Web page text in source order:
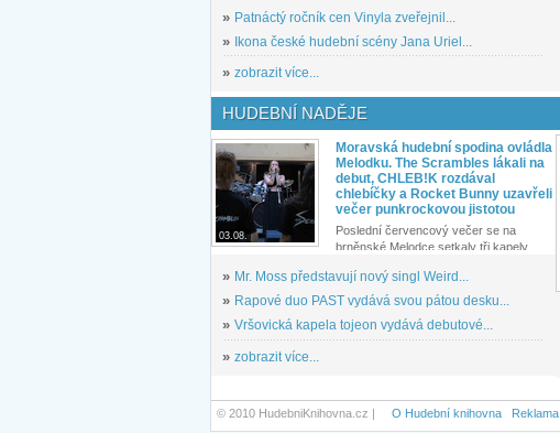
» Patnáctý ročník cen Vinyla zveřejnil...
» Ikona české hudební scény Jana Uriel...
» zobrazit více...
HUDEBNÍ NADĚJE
03.08.
Moravská hudební spodina ovládla
Melodku. The Scrambles lákali na
debut, CHLEB!K rozdával
chlebíčky a Rocket Bunny uzavřeli
večer punkrockovou jistotou
Poslední červencový večer se na
brněnské Melodce setkaly tři kapely...
» Mr. Moss představují nový singl Weird...
» Rapové duo PAST vydává svou pátou desku...
» Vršovická kapela tojeon vydává debutové...
» zobrazit více...
© 2010 HudebniKnihovna.cz | O Hudební knihovna Reklama